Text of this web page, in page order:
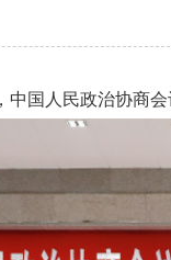
国人民政治协商